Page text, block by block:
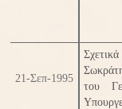
21-Σεπ-1995
του